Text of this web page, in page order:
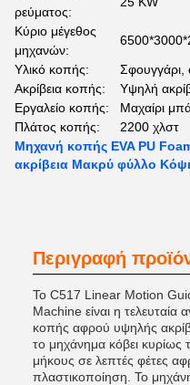
ρεύματος:
Κύριο μέγεθος
μηχανών:
Υλικό κοπής:
Σφουγγάρι,
Ακρίβεια κοπής:
Υψηλή
Εργαλείο κοπής:
Μαχαίρι
Πλάτος κοπής:
2200 χλστ
Μηχανή κοπής EVA PU
ακρίβεια Μακρύ φύλλο
Περιγραφή
Το C517 Linear Motion
Machine είναι η
κοπής αφρού υψηλής
το μηχάνημα κόβει κυρίως
μήκους σε λεπτές φέτες
πλαστικοποίηση. Το